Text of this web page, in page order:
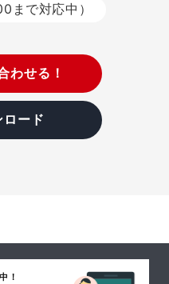
まで対応中）
わせる！
ード
！